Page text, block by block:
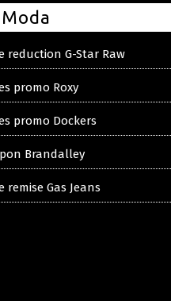
Moda
reduction G-Star Raw
promo Roxy
promo Dockers
Brandalley
remise Gas Jeans